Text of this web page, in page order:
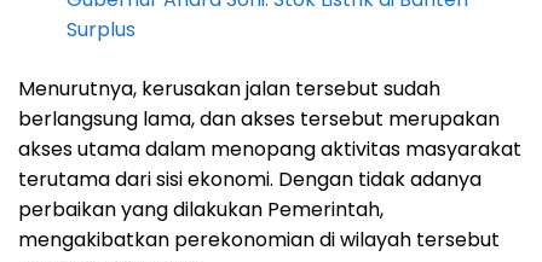
Surplus
Menurutnya, kerusakan jalan tersebut sudah
berlangsung lama, dan akses tersebut merupakan
akses utama dalam menopang aktivitas masyarakat
terutama dari sisi ekonomi. Dengan tidak adanya
perbaikan yang dilakukan Pemerintah,
mengakibatkan perekonomian di wilayah tersebut